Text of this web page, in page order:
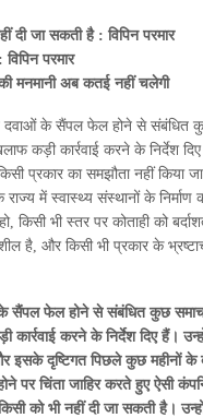
दी जा सकती है : विपिन परमार
परमार
की मनमानी अब कतई नहीं चलेगी
दवाओं के सैंपल फेल होने से संबंधित
कड़ी कार्रवाई करने के निर्देश
प्रकार का समझौता नहीं किया
राज्य में स्वास्थ्य संस्थानों के
किसी भी स्तर पर कोताही को
है, और किसी भी प्रकार के
के सैंपल फेल होने से संबंधित कुछ
कार्रवाई करने के निर्देश दिए हैं।
इसके दृष्टिगत पिछले कुछ महीनों
चिंता जाहिर करते हुए ऐसी
को भी नहीं दी जा सकती है।